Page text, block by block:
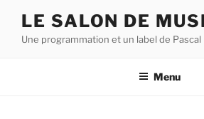
contenu
LE SALON DE
Une programmation et un label de Pascal
Menu